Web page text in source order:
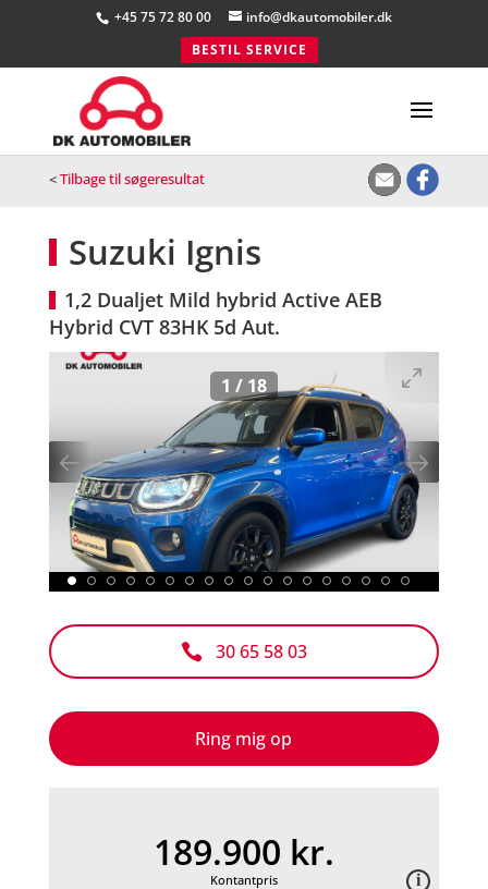
+45 75 72 80 00
info@dkautomobiler.dk
BESTIL SERVICE
<Tilbage til søgeresultat
Suzuki Ignis
1,2 Dualjet Mild hybrid Active AEB
Hybrid CVT 83HK 5d Aut.
1 / 18
 30 65 58 03
Ring mig op
189.900 kr.
Kontantpris